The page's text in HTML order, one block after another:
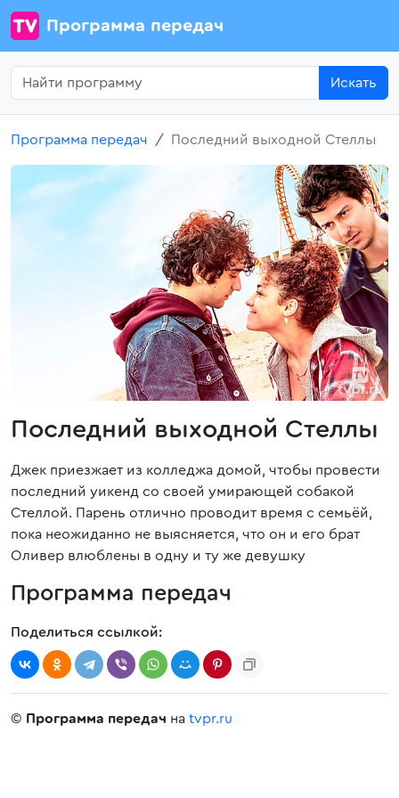
Программа передач
Искать
Программа передач Последний выходной Стеллы
Последний выходной Стеллы
Джек приезжает из колледжа домой, чтобы провести
последний уикенд со своей умирающей собакой
Стеллой. Парень отлично проводит время с семьёй,
пока неожиданно не выясняется, что он и его брат
Оливер влюблены в одну и ту же девушку
Программа передач
Поделиться ссылкой:
© Программа передач на tvpr.ru